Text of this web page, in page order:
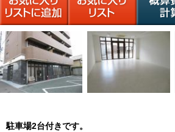
駐車場2台付きです。